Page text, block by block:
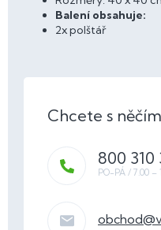
Balení obsahuje:
2x polštář
obchod@
800 310